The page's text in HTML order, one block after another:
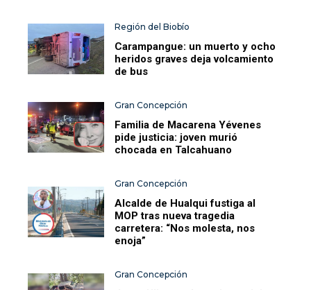
Región del Biobío
Carampangue: un muerto y ocho
heridos graves deja volcamiento
de bus
Gran Concepción
Familia de Macarena Yévenes
pide justicia: joven murió
chocada en Talcahuano
Gran Concepción
Alcalde de Hualqui fustiga al
MOP tras nueva tragedia
carretera: “Nos molesta, nos
enoja”
Gran Concepción